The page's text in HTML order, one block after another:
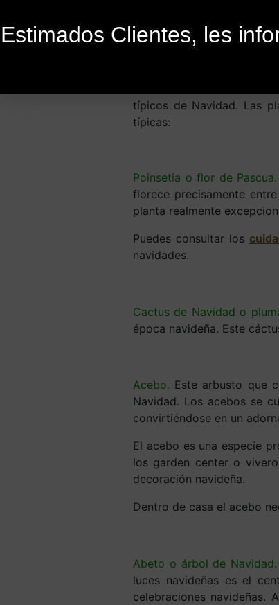
Estimados Clientes, les
28 de diciembre
típicos de Navidad. Las
típicas:
Poinsetia o flor de Pascua.
florece precisamente
planta realmente
Puedes consultar los
navidades.
Cactus de Navidad o
época navideña. Este
Acebo. Este arbusto que
Navidad. Los acebos se
convirtiéndose en un
El acebo es una especie
los garden center o
decoración navideña.
Dentro de casa el acebo
Abeto o árbol de Navidad.
luces navideñas es el
celebraciones navideñas.